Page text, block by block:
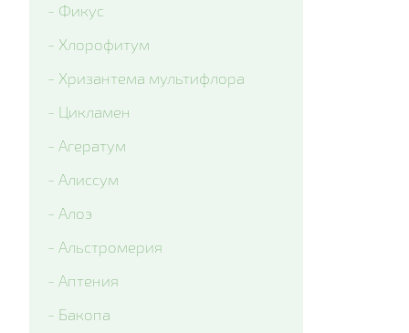
- Matrix Mix Blotch
- Matrix White
- Matrix Yellow Blotch
- Spring Matrix Blue Wing
- Xtrada Pink Shades With Blotch
- Matrix Red Blotch
- Cello Deep Orange Blotch
- Colossus Tricolor
- Matrix Lavender Shades
- Matrix Ocean
- Фикус
- Хлорофитум
- Хризантема мультифлора
- Цикламен
- Агератум
- Алиссум
- Алоэ
- Альстромерия
- Аптения
- Бакопа